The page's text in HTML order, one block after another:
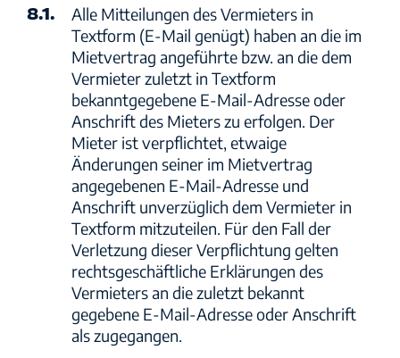
8.1.
Alle Mitteilungen des Vermieters in
Textform (E-Mail genügt) haben an die im
Mietvertrag angeführte bzw. an die dem
Vermieter zuletzt in Textform
bekanntgegebene E-Mail-Adresse oder
Anschrift des Mieters zu erfolgen. Der
Mieter ist verpflichtet, etwaige
Änderungen seiner im Mietvertrag
angegebenen E-Mail-Adresse und
Anschrift unverzüglich dem Vermieter in
Textform mitzuteilen. Für den Fall der
Verletzung dieser Verpflichtung gelten
rechtsgeschäftliche Erklärungen des
Vermieters an die zuletzt bekannt
gegebene E-Mail-Adresse oder Anschrift
als zugegangen.